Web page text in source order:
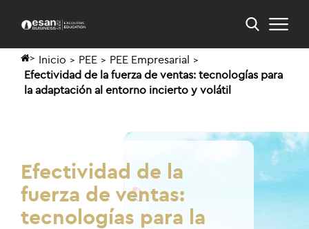
Inicio PEE
PEE Empresarial
Efectividad de la fuerza de ventas: tecnologías para
la adaptación al entorno incierto y volátil
Efectividad de la
fuerza de ventas:
tecnologías para la